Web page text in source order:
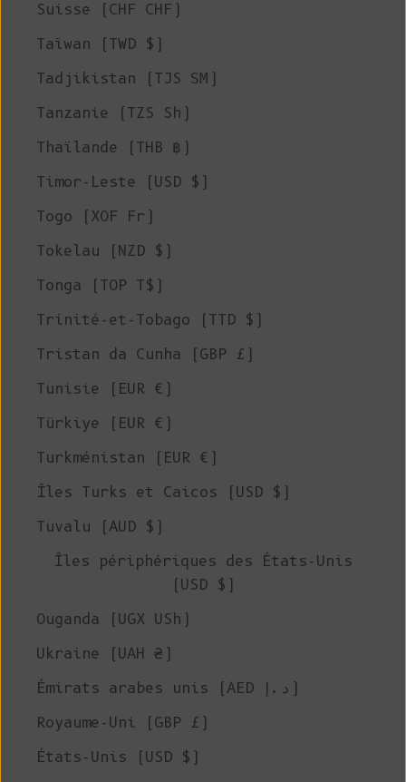
Suisse (CHF CHF)
Taïwan (TWD $)
Tadjikistan (TJS ЅМ)
Tanzanie (TZS Sh)
Thaïlande (THB ฿)
Timor-Leste (USD $)
Togo (XOF Fr)
Tokelau (NZD $)
Tonga (TOP T$)
Trinité-et-Tobago (TTD $)
Tristan da Cunha (GBP £)
Tunisie (EUR €)
Türkiye (EUR €)
Turkménistan (EUR €)
Îles Turks et Caicos (USD $)
Tuvalu (AUD $)
Îles périphériques des États-Unis
(USD $)
Ouganda (UGX USh)
Ukraine (UAH ₴)
Émirats arabes unis (AED د.إ)
Royaume-Uni (GBP £)
États-Unis (USD $)